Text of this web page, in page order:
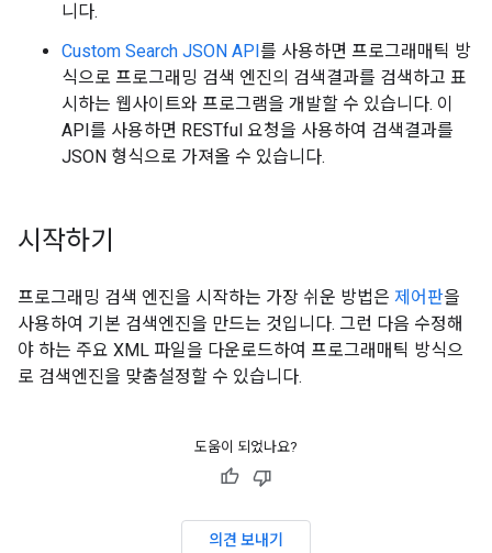
니다.
Custom Search JSON API를 사용하면 프로그래매틱 방
식으로 프로그래밍 검색 엔진의 검색결과를 검색하고 표
시하는 웹사이트와 프로그램을 개발할 수 있습니다. 이
API를 사용하면 RESTful 요청을 사용하여 검색결과를
JSON 형식으로 가져올 수 있습니다.
시작하기
프로그래밍 검색 엔진을 시작하는 가장 쉬운 방법은 제어판을
사용하여 기본 검색엔진을 만드는 것입니다. 그런 다음 수정해
야 하는 주요 XML 파일을 다운로드하여 프로그래매틱 방식으
로 검색엔진을 맞춤설정할 수 있습니다.
도움이 되었나요?
의견 보내기